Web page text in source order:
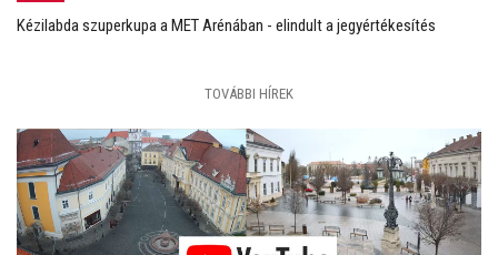
Kézilabda szuperkupa a MET Arénában - elindult a jegyértékesítés
TOVÁBBI HÍREK